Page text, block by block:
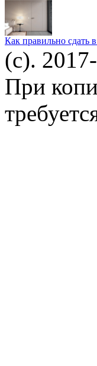
Как правильно сдать
(c).
При